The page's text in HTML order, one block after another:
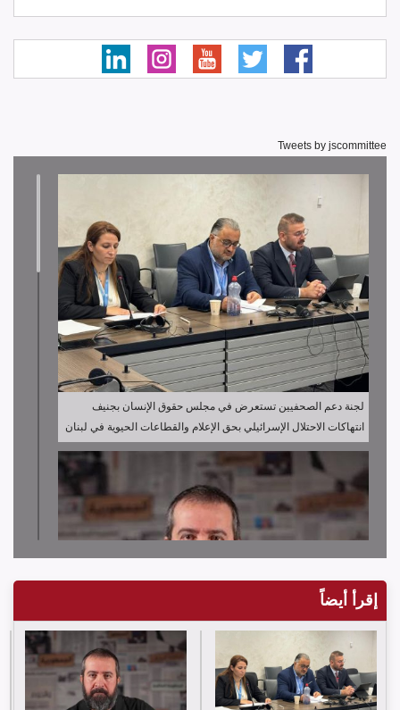
Tweets by jscommittee
لجنة دعم الصحفيين تستعرض في مجلس حقوق الإنسان بجنيف
انتهاكات الاحتلال الإسرائيلي بحق الإعلام والقطاعات الحيوية في لبنان
لجنة دعم الصحفيين تدين قرار توقيف الصحافي حسن عليق
إقرأ أيضاً